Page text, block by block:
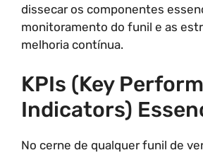
dissecar os componentes
monitoramento do funil e as
melhoria contínua.
KPIs (Key
Indicators)
No cerne de qualquer funil de